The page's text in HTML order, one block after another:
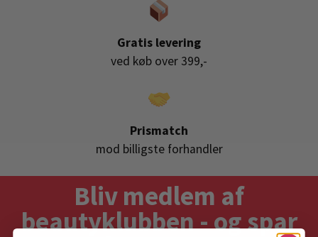
Gratis levering
ved køb over 399,-
Prismatch
mod billigste forhandler
Bliv medlem af
beautyklubben - og spar